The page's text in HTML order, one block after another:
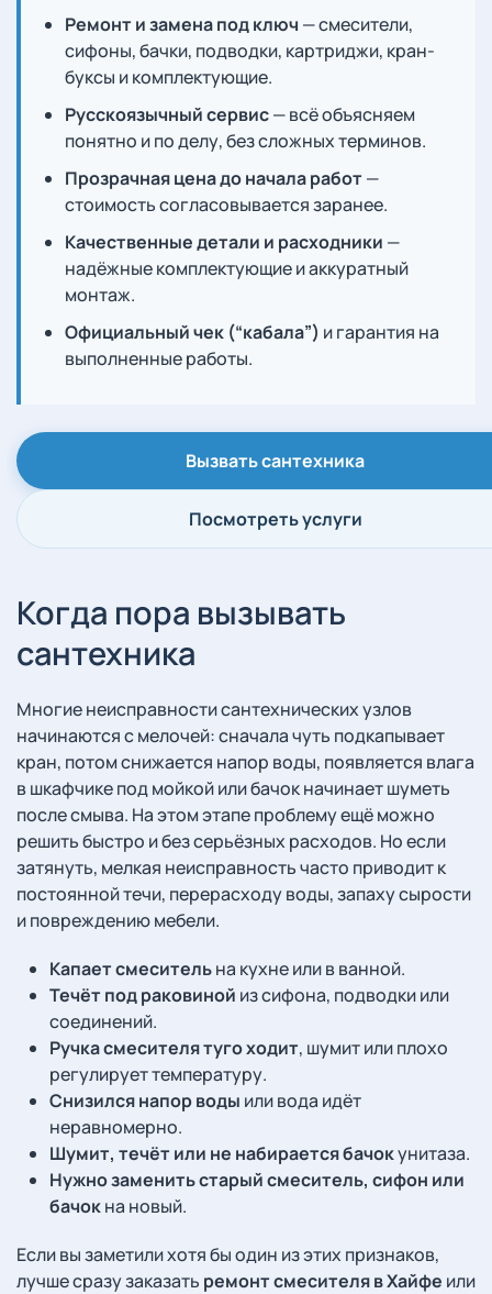
Ремонт и замена под ключ — смесители,
сифоны, бачки, подводки, картриджи, кран-
буксы и комплектующие.
Русскоязычный сервис— всё объясняем
понятно и по делу, без сложных терминов.
Прозрачная цена до начала работ —
стоимость согласовывается заранее.
Качественные детали и расходники —
надёжные комплектующие и аккуратный
монтаж.
Официальный чек (“кабала”) и гарантия на
выполненные работы.
Вызвать сантехника
Посмотреть услуги
Когда пора вызывать
сантехника
Многие неисправности сантехнических узлов
начинаются с мелочей: сначала чуть подкапывает
кран, потом снижается напор воды, появляется влага
в шкафчике под мойкой или бачок начинает шуметь
после смыва. На этом этапе проблему ещё можно
решить быстро и без серьёзных расходов. Но если
затянуть, мелкая неисправность часто приводит к
постоянной течи, перерасходу воды, запаху сырости
и повреждению мебели.
Капает смесительна кухне или в ванной.
Течёт под раковиной из сифона, подводки или
соединений.
Ручка смесителя туго ходит, шумит или плохо
регулирует температуру.
Снизился напор воды или вода идёт
неравномерно.
Шумит, течёт или не набирается бачокунитаза.
Нужно заменить старый смеситель, сифон или
бачокна новый.
Если вы заметили хотя бы один из этих признаков,
лучше сразу заказать ремонт смесителя в Хайфе или